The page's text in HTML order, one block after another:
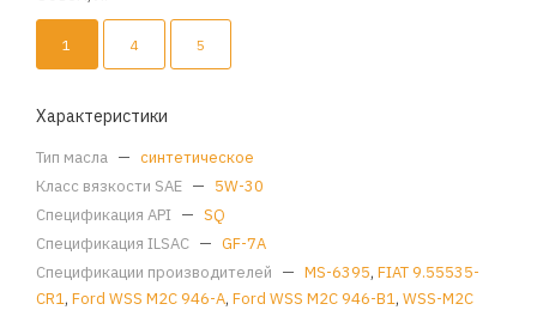
1 4 5
Характеристики
Тип масла — синтетическое
Класс вязкости SAE — 5W-30
Спецификация API — SQ
Спецификация ILSAC — GF-7A
Спецификации производителей — MS-6395, FIAT 9.55535-
CR1, Ford WSS M2C 946-A, Ford WSS M2C 946-B1, WSS-M2C